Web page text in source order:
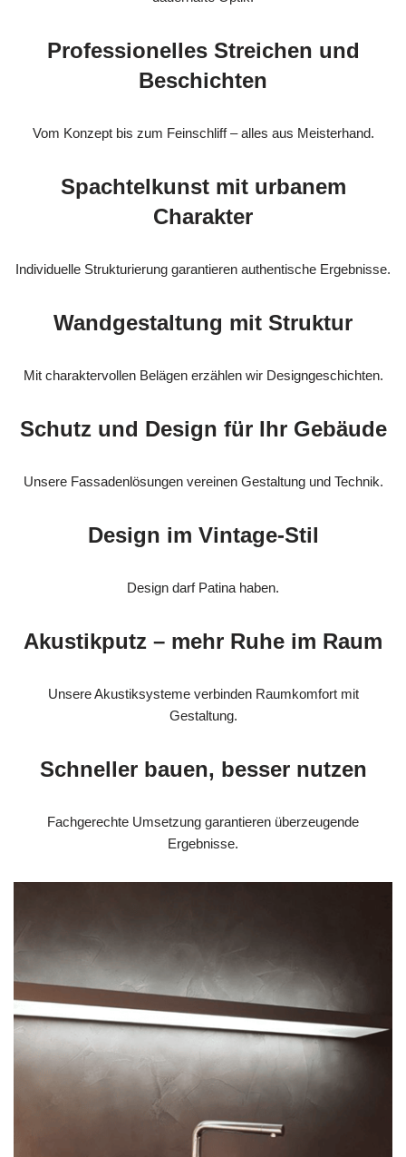
Professionelles Streichen und
Beschichten
Vom Konzept bis zum Feinschliff – alles aus Meisterhand.
Spachtelkunst mit urbanem
Charakter
Individuelle Strukturierung garantieren authentische Ergebnisse.
Wandgestaltung mit Struktur
Mit charaktervollen Belägen erzählen wir Designgeschichten.
Schutz und Design für Ihr Gebäude
Unsere Fassadenlösungen vereinen Gestaltung und Technik.
Design im Vintage-Stil
Design darf Patina haben.
Akustikputz – mehr Ruhe im Raum
Unsere Akustiksysteme verbinden Raumkomfort mit
Gestaltung.
Schneller bauen, besser nutzen
Fachgerechte Umsetzung garantieren überzeugende
Ergebnisse.